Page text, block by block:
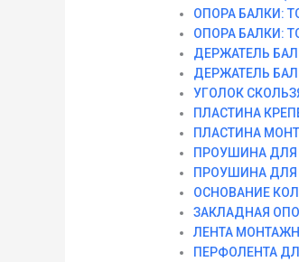
ОПОРА БАЛКИ:
ОПОРА БАЛКИ:
ДЕРЖАТЕЛЬ
ДЕРЖАТЕЛЬ
УГОЛОК
ПЛАСТИНА
ПЛАСТИНА
ПРОУШИНА ДЛЯ
ПРОУШИНА ДЛЯ
ОСНОВАНИЕ
ЗАКЛАДНАЯ
ЛЕНТА
ПЕРФОЛЕНТА